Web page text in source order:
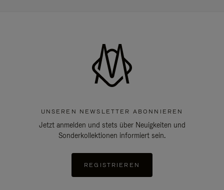
UNSEREN NEWSLETTER ABONNIEREN
Jetzt anmelden und stets über Neuigkeiten und
Sonderkollektionen informiert sein.
REGISTRIEREN